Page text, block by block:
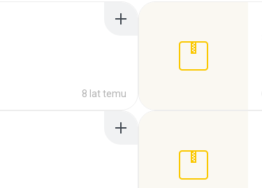
8 lat temu